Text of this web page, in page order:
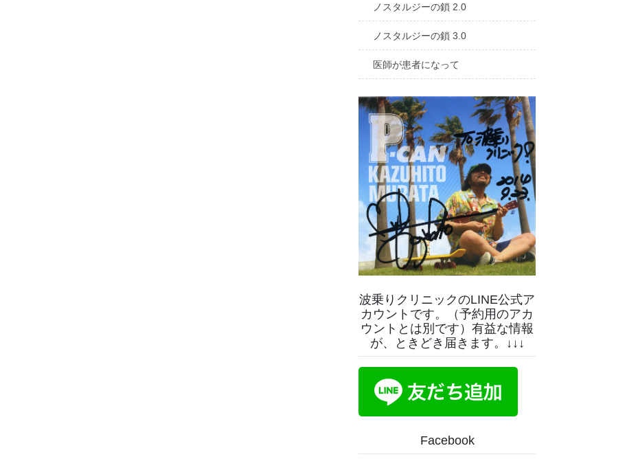
ノスタルジーの鎖 2.0
ノスタルジーの鎖 3.0
医師が患者になって
波乗りクリニックのLINE公式ア
カウントです。（予約用のアカ
ウントとは別です）有益な情報
が、ときどき届きます。↓↓↓
Facebook